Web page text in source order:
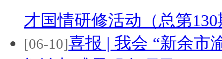
才国情研修活动（总第
[06-10]喜报 | 我会 “新余市